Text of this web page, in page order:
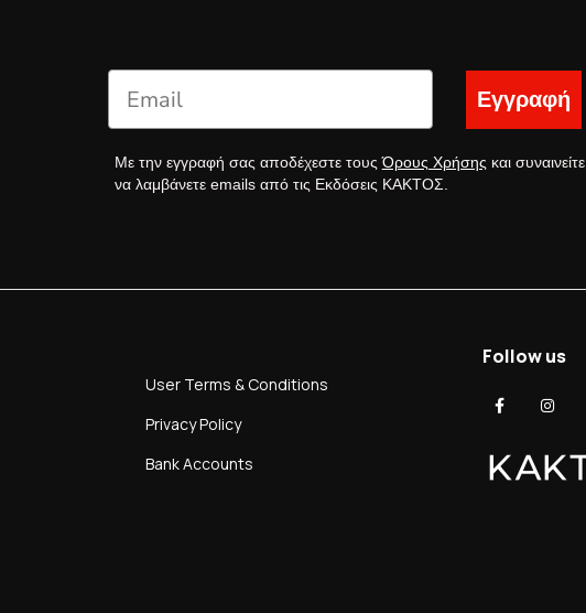
Εγγραφή
Με την εγγραφή σας αποδέχεστε τουςΌρους Χρήσης και συναινείτε
να λαμβάνετε emails από τις Εκδόσεις ΚΑΚΤΟΣ.
User Terms & Conditions
Privacy Policy
Bank Accounts
Follow us